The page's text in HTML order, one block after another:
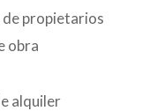
propietarios
obra
alquiler